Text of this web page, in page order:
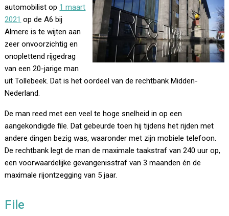
automobilist op 1 maart
2021 op de A6 bij
Almere is te wijten aan
zeer onvoorzichtig en
onoplettend rijgedrag
van een 20-jarige man
uit Tollebeek. Dat is het oordeel van de rechtbank Midden-
Nederland.
De man reed met een veel te hoge snelheid in op een
aangekondigde file. Dat gebeurde toen hij tijdens het rijden met
andere dingen bezig was, waaronder met zijn mobiele telefoon.
De rechtbank legt de man de maximale taakstraf van 240 uur op,
een voorwaardelijke gevangenisstraf van 3 maanden én de
maximale rijontzegging van 5 jaar.
File